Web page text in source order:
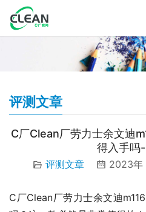
评测文章
C厂Clean厂劳力士余文迪
得入手吗
评测文章 2023年
C厂Clean厂劳力士余文迪